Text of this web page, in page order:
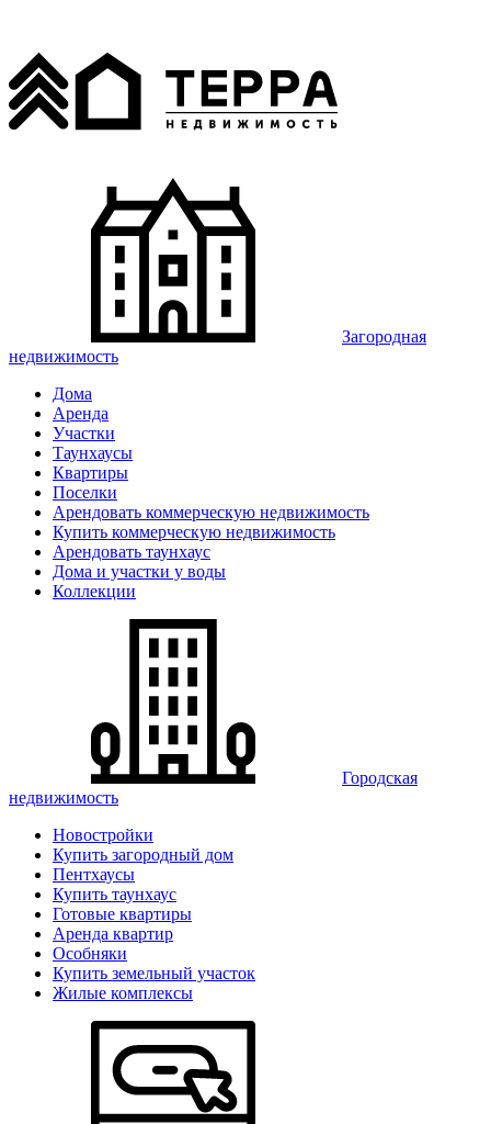
Загородная
недвижимость
Дома
Аренда
Участки
Таунхаусы
Квартиры
Поселки
Арендовать коммерческую недвижимость
Купить коммерческую недвижимость
Арендовать таунхаус
Дома и участки у воды
Коллекции
Городская
недвижимость
Новостройки
Купить загородный дом
Пентхаусы
Купить таунхаус
Готовые квартиры
Аренда квартир
Особняки
Купить земельный участок
Жилые комплексы